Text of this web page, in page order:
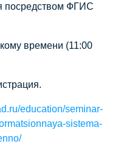
посредством ФГИС
времени (11:00
education/seminar-
sistema-